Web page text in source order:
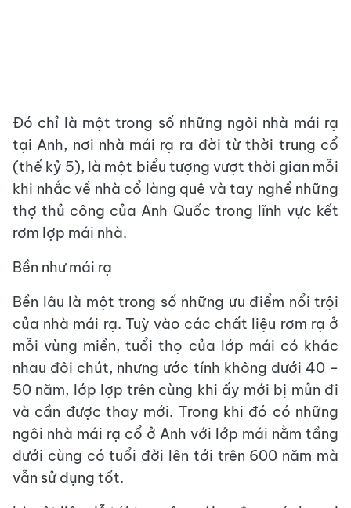
Đó chỉ là một trong số những ngôi nhà mái rạ
tại Anh, nơi nhà mái rạ ra đời từ thời trung cổ
(thế kỷ 5), là một biểu tượng vượt thời gian mỗi
khi nhắc về nhà cổ làng quê và tay nghề những
thợ thủ công của Anh Quốc trong lĩnh vực kết
rơm lợp mái nhà.
Bền như mái rạ
Bền lâu là một trong số những ưu điểm nổi trội
của nhà mái rạ. Tuỳ vào các chất liệu rơm rạ ở
mỗi vùng miền, tuổi thọ của lớp mái có khác
nhau đôi chút, nhưng ước tính không dưới 40 –
50 năm, lớp lợp trên cùng khi ấy mới bị mủn đi
và cần được thay mới. Trong khi đó có những
ngôi nhà mái rạ cổ ở Anh với lớp mái nằm tầng
dưới cùng có tuổi đời lên tới trên 600 năm mà
vẫn sử dụng tốt.